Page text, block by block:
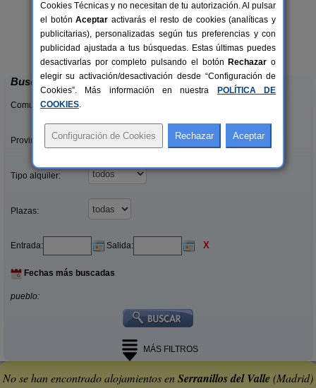
20+4 pers.
desde37 €
Posada El Campanario
Rascafría (Madrid)
Buscar
Comunidades:
Provincias/Islas:
Tipo alquiler:
Plazas:
Entrada: Salida: X
Fechas más buscadas
pueblo:
MÁS FILTROS
No se han encontrado alojamientos enSerranillos del Valle(Madrid)
Cookies Técnicas y no necesitan de tu autorización. Al pulsar
el botónAceptar activarás el resto de cookies (analíticas y
publicitarias), personalizadas según tus preferencias y con
publicidad ajustada a tus búsquedas. Estas últimas puedes
desactivarlas por completo pulsando el botón Rechazar o
elegir su activación/desactivación desde “Configuración de
Cookies”. Más información en nuestra
POLÍTICA DE
COOKIES.